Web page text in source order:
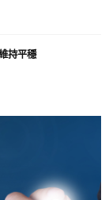
持平穩